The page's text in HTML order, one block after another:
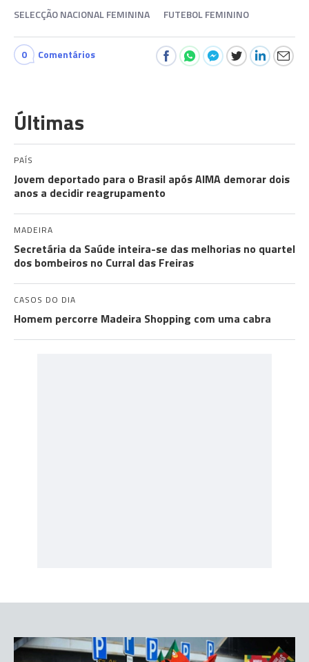
SELECÇÃO NACIONAL FEMININA
FUTEBOL FEMININO
0 Comentários
Últimas
PAÍS
Jovem deportado para o Brasil após AIMA demorar dois
anos a decidir reagrupamento
MADEIRA
Secretária da Saúde inteira-se das melhorias no quartel
dos bombeiros no Curral das Freiras
CASOS DO DIA
Homem percorre Madeira Shopping com uma cabra